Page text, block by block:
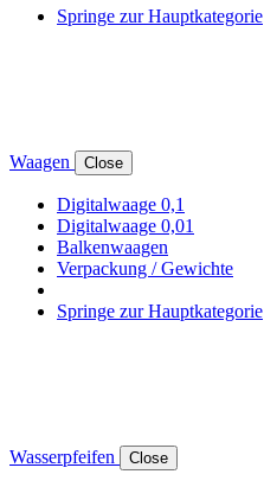
Springe zur Hauptkategorie
Waagen Close
Digitalwaage 0,1
Digitalwaage 0,01
Balkenwaagen
Verpackung / Gewichte
Springe zur Hauptkategorie
Wasserpfeifen Close